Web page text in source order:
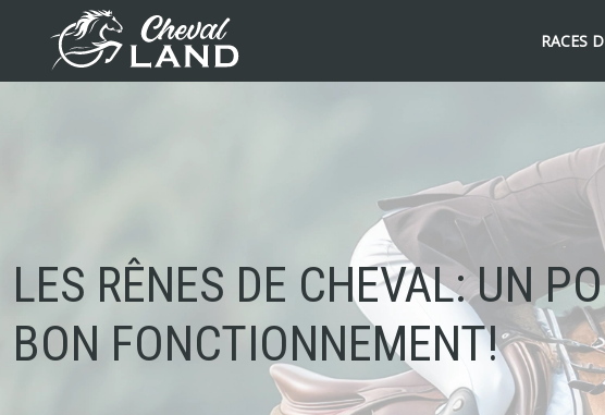
RACES
LES RÊNES DE CHEVAL: UN
BON FONCTIONNEMENT!